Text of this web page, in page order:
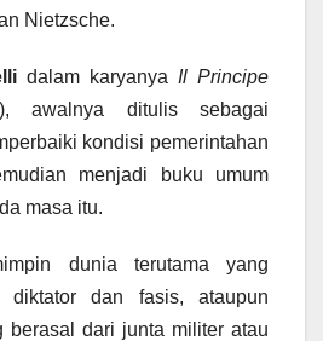
Nietzsche.
dalam karyanya Il Principe
awalnya ditulis sebagai
kondisi pemerintahan
menjadi buku umum
masa itu.
dunia terutama yang
diktator dan fasis, ataupun
berasal dari junta militer atau